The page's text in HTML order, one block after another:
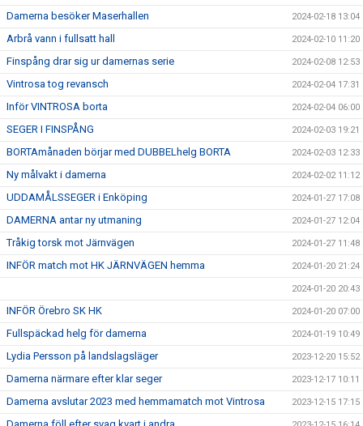
Damerna besöker Maserhallen 2024-02-18 13:04
Arbrå vann i fullsatt hall 2024-02-10 11:20
Finspång drar sig ur damernas serie 2024-02-08 12:53
Vintrosa tog revansch 2024-02-04 17:31
Inför VINTROSA borta 2024-02-04 06:00
SEGER I FINSPÅNG 2024-02-03 19:21
BORTAmånaden börjar med DUBBELhelg BORTA 2024-02-03 12:33
Ny målvakt i damerna 2024-02-02 11:12
UDDAMÅLSSEGER i Enköping 2024-01-27 17:08
DAMERNA antar ny utmaning 2024-01-27 12:04
Tråkig torsk mot Järnvägen 2024-01-27 11:48
INFÖR match mot HK JÄRNVÄGEN hemma 2024-01-20 21:24
2024-01-20 20:43
INFÖR Örebro SK HK 2024-01-20 07:00
Fullspäckad helg för damerna 2024-01-19 10:49
Lydia Persson på landslagsläger 2023-12-20 15:52
Damerna närmare efter klar seger 2023-12-17 10:11
Damerna avslutar 2023 med hemmamatch mot Vintrosa 2023-12-15 17:15